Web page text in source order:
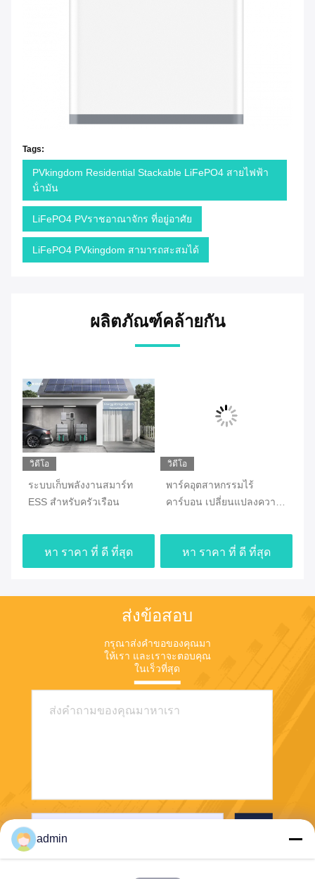
Tags:
PVkingdom Residential Stackable LiFePO4 สายไฟฟ้า
น้ํามัน
LiFePO4 PVราชอาณาจักร ที่อยู่อาศัย
LiFePO4 PVkingdom สามารถสะสมได้
ผลิตภัณฑ์คล้ายกัน
วิดีโอ
ระบบเก็บพลังงานสมาร์ท
ESS สําหรับครัวเรือน
หา ราคา ที่ ดี ที่สุด
วิดีโอ
พาร์คอุตสาหกรรมไร้
คาร์บอน เปลี่ยนแปลงความ
หา ราคา ที่ ดี ที่สุด
ส่งข้อสอบ
กรุณาส่งคําขอของคุณมา
ให้เรา และเราจะตอบคุณ
ในเร็วที่สุด
admin